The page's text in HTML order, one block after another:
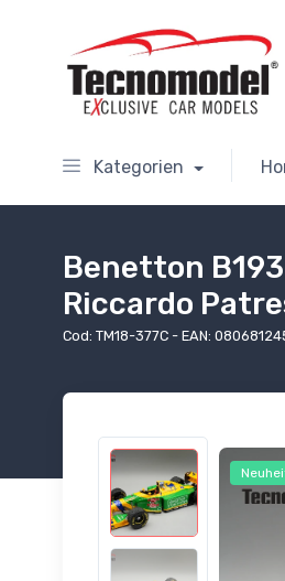
Kategorien
Benetton
Riccardo
Cod: TM18-377C - EAN: